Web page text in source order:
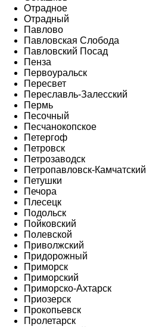
Отрадное
Отрадный
Павлово
Павловская Слобода
Павловский Посад
Пенза
Первоуральск
Пересвет
Переславль-Залесский
Пермь
Песочный
Песчанокопское
Петергоф
Петровск
Петрозаводск
Петропавловск-Камчатский
Петушки
Печора
Плесецк
Подольск
Пойковский
Полевской
Приволжский
Придорожный
Приморск
Приморский
Приморско-Ахтарск
Приозерск
Прокопьевск
Пролетарск